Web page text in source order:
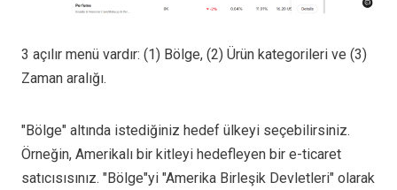
3 açılır menü vardır: (1) Bölge, (2) Ürün kategorileri ve (3)
Zaman aralığı.
"Bölge" altında istediğiniz hedef ülkeyi seçebilirsiniz.
Örneğin, Amerikalı bir kitleyi hedefleyen bir e-ticaret
satıcısısınız. "Bölge"yi "Amerika Birleşik Devletleri" olarak